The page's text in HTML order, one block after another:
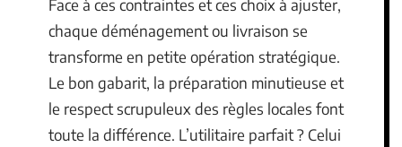
Face à ces contraintes et ces choix à ajuster,
chaque déménagement ou livraison se
transforme en petite opération stratégique.
Le bon gabarit, la préparation minutieuse et
le respect scrupuleux des règles locales font
toute la différence. L’utilitaire parfait ? Celui